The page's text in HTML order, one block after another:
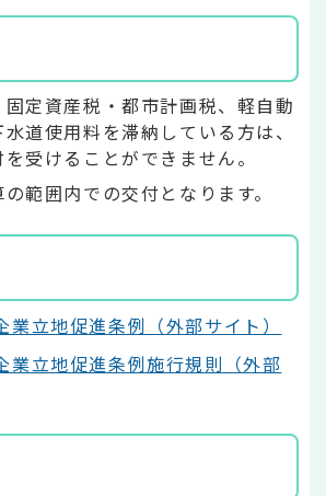
定資産税・都市計画税、軽自動
道使用料を滞納している方は、
受けることができません。
範囲内での交付となります。
業立地促進条例（外部サイト）
業立地促進条例施行規則（外部